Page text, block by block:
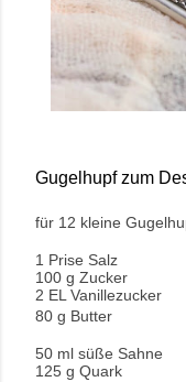
Gugelhupf zum
für 12 kleine
1 Prise Salz
100 g Zucker
2 EL Vanillezucker
80 g Butter
50 ml süße Sahne
125 g Quark